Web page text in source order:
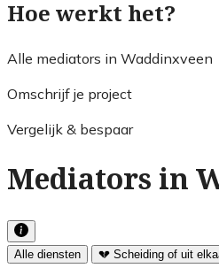
Hoe werkt het?
Alle mediators in Waddinxveen
Omschrijf je project
Vergelijk & bespaar
Mediators in
Alle diensten 💔 Scheiding of uit